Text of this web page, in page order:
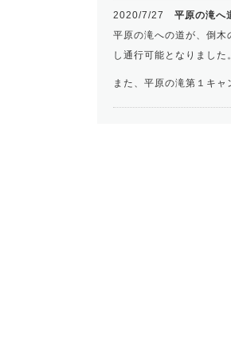
2020/7/27 平原の滝へ
平原の滝への道が、倒
し通行可能となりました。
また、平原の滝第１キャ